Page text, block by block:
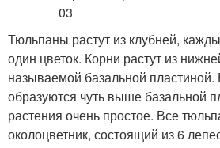
Тюльпаны растут из клубней,
один цветок. Корни растут из
называемой базальной пластиной.
образуются чуть выше базальной
растения очень простое. Все
околоцветник, состоящий из 6